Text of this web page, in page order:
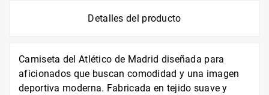
Detalles del producto
Camiseta del Atlético de Madrid diseñada para
aficionados que buscan comodidad y una imagen
deportiva moderna. Fabricada en tejido suave y